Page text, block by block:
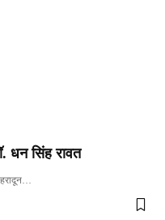
धन सिंह रावत